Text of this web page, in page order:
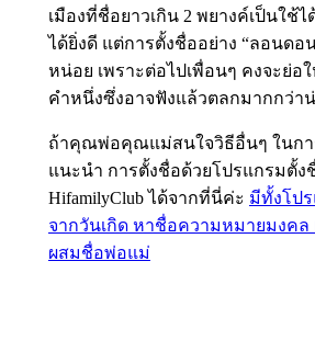
เมืองที่ชื่อยาวเกิน 2 พยางค์เป็นใช้
ได้ยิ่งดี แต่การตั้งชื่ออย่าง “ลอนดอ
หน่อย เพราะต่อไปเพื่อนๆ คงจะย่อ
คำหนึ่งซึ่งอาจฟังแล้วตลกมากกว่า
ถ้าคุณพ่อคุณแม่สนใจวิธีอื่นๆ ในกา
แนะนำ การตั้งชื่อด้วยโปรแกรมตั้ง
HifamilyClub ได้จากที่นี่ค่ะ มีทั้งโป
จากวันเกิด หาชื่อความหมายมงคล
ผสมชื่อพ่อแม่